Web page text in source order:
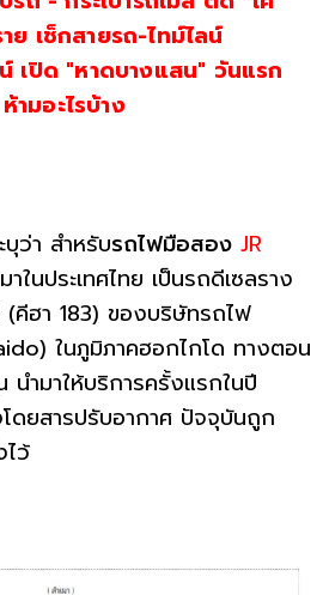
ย เช็กสายรถ-ไทม์ไลน์
เปิด "หาดบางแสน" วันแรก
ามอะไรบ้าง
บุว่า สำหรับรถไฟมือสอง JR
าในประเทศไทย เป็นรถดีเซลราง
(คีฮา 183) ของบริษัทรถไฟ
ในภูมิภาคฮอกไกโด ทางตอน
นำมาให้บริการครั้งแรกในปี
ดยสารปรับอากาศ ปัจจุบันถูก
ว้